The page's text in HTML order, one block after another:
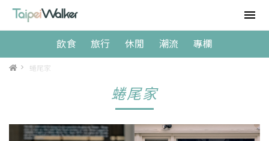
飲食 旅行 休閒 潮流 專欄
> 蜷尾家
蜷尾家